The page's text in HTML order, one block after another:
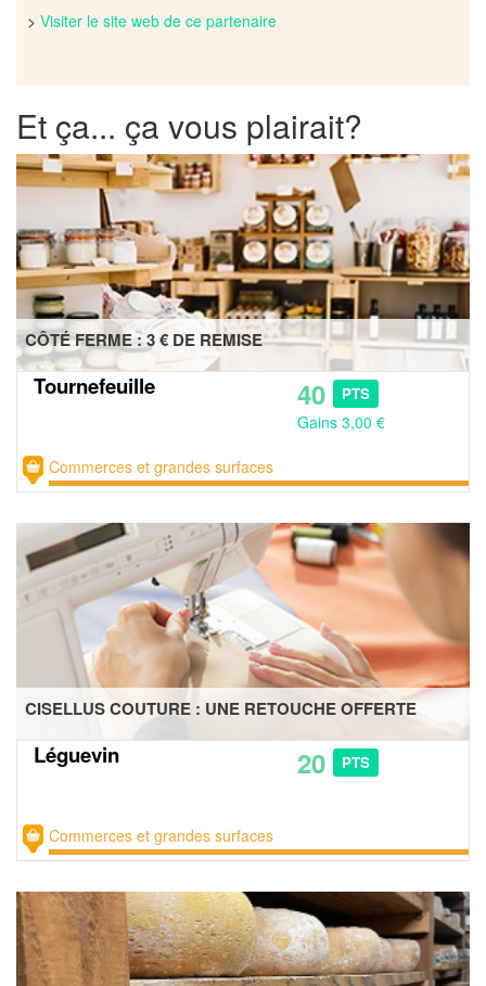
> Visiter le site web de ce partenaire
Et ça... ça vous plairait?
CÔTÉ FERME : 3 € DE REMISE
Tournefeuille 40 PTS
Gains 3,00 €
Commerces et grandes surfaces
CISELLUS COUTURE : UNE RETOUCHE OFFERTE
Léguevin 20 PTS
Commerces et grandes surfaces